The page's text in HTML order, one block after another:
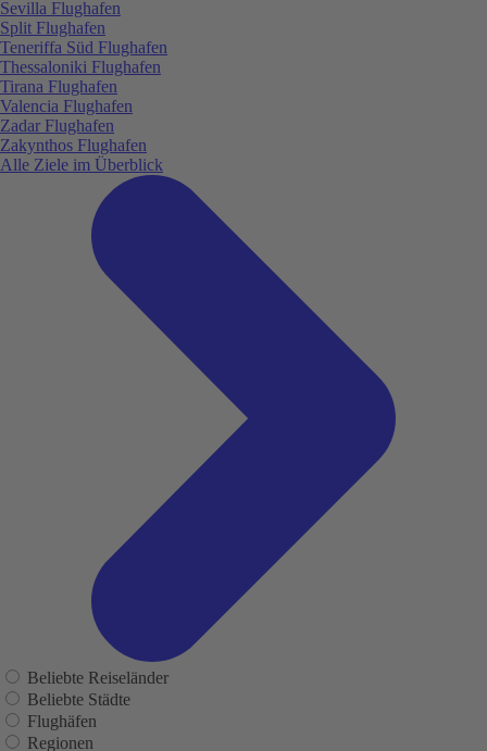
Sevilla Flughafen
Split Flughafen
Teneriffa Süd Flughafen
Thessaloniki Flughafen
Tirana Flughafen
Valencia Flughafen
Zadar Flughafen
Zakynthos Flughafen
Alle Ziele im Überblick
Beliebte Reiseländer
Beliebte Städte
Flughäfen
Regionen